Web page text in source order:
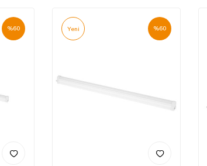
%60 %60
Yeni